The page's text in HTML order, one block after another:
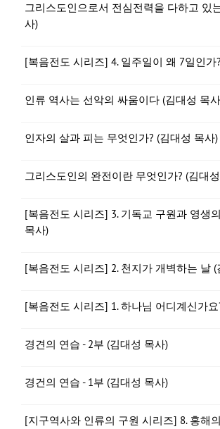
그리스도인으로서 전심전력을 다하고 있
사)
[복음전도 시리즈] 4. 일주일이 왜 7일인가
인류 역사는 선악의 싸움이다 (김대성 목
인자의 살과 피는 무엇인가? (김대성 목사)
그리스도인의 완전이란 무엇인가? (김대
[복음전도 시리즈] 3. 기독교 구원과 영생
목사)
[복음전도 시리즈] 2. 천지가 개벽하는 날 (
[복음전도 시리즈] 1. 하나님 어디계신가
경견의 연습 - 2부 (김대성 목사)
경건의 연습 - 1부 (김대성 목사)
[지구역사와 인류의 구원 시리즈] 8. 홍해